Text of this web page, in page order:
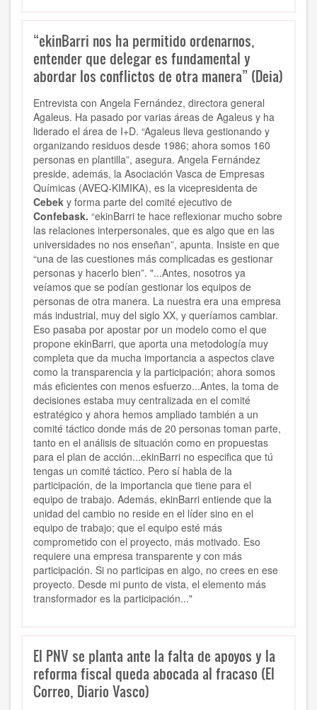
“ekinBarri nos ha permitido ordenarnos,
entender que delegar es fundamental y
abordar los conflictos de otra manera” (Deia)
Entrevista con Angela Fernández, directora general
Agaleus. Ha pasado por varias áreas de Agaleus y ha
liderado el área de I+D. “Agaleus lleva gestionando y
organizando residuos desde 1986; ahora somos 160
personas en plantilla”, asegura. Angela Fernández
preside, además, la Asociación Vasca de Empresas
Químicas (AVEQ-KIMIKA), es la vicepresidenta de
Cebek y forma parte del comité ejecutivo de
Confebask. “ekinBarri te hace reflexionar mucho sobre
las relaciones interpersonales, que es algo que en las
universidades no nos enseñan”, apunta. Insiste en que
“una de las cuestiones más complicadas es gestionar
personas y hacerlo bien”. "...Antes, nosotros ya
veíamos que se podían gestionar los equipos de
personas de otra manera. La nuestra era una empresa
más industrial, muy del siglo XX, y queríamos cambiar.
Eso pasaba por apostar por un modelo como el que
propone ekinBarri, que aporta una metodología muy
completa que da mucha importancia a aspectos clave
como la transparencia y la participación; ahora somos
más eficientes con menos esfuerzo...Antes, la toma de
decisiones estaba muy centralizada en el comité
estratégico y ahora hemos ampliado también a un
comité táctico donde más de 20 personas toman parte,
tanto en el análisis de situación como en propuestas
para el plan de acción...ekinBarri no especifica que tú
tengas un comité táctico. Pero sí habla de la
participación, de la importancia que tiene para el
equipo de trabajo. Además, ekinBarri entiende que la
unidad del cambio no reside en el líder sino en el
equipo de trabajo; que el equipo esté más
comprometido con el proyecto, más motivado. Eso
requiere una empresa transparente y con más
participación. Si no participas en algo, no crees en ese
proyecto. Desde mi punto de vista, el elemento más
transformador es la participación..."
El PNV se planta ante la falta de apoyos y la
reforma fiscal queda abocada al fracaso (El
Correo, Diario Vasco)